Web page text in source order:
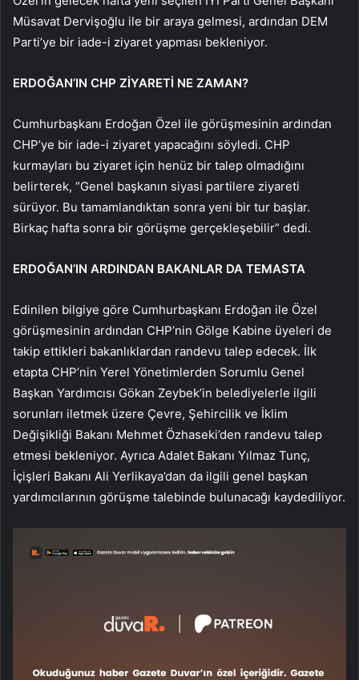
Müsavat Dervişoğlu ile bir araya gelmesi, ardından DEM
Parti’ye bir iade-i ziyaret yapması bekleniyor.
ERDOĞAN’IN CHP ZİYARETİ NE ZAMAN?
Cumhurbaşkanı Erdoğan Özel ile görüşmesinin ardından
CHP’ye bir iade-i ziyaret yapacağını söyledi. CHP
kurmayları bu ziyaret için henüz bir talep olmadığını
belirterek, “Genel başkanın siyasi partilere ziyareti
sürüyor. Bu tamamlandıktan sonra yeni bir tur başlar.
Birkaç hafta sonra bir görüşme gerçekleşebilir” dedi.
ERDOĞAN’IN ARDINDAN BAKANLAR DA TEMASTA
Edinilen bilgiye göre Cumhurbaşkanı Erdoğan ile Özel
görüşmesinin ardından CHP’nin Gölge Kabine üyeleri de
takip ettikleri bakanlıklardan randevu talep edecek. İlk
etapta CHP’nin Yerel Yönetimlerden Sorumlu Genel
Başkan Yardımcısı Gökan Zeybek’in belediyelerle ilgili
sorunları iletmek üzere Çevre, Şehircilik ve İklim
Değişikliği Bakanı Mehmet Özhaseki’den randevu talep
etmesi bekleniyor. Ayrıca Adalet Bakanı Yılmaz Tunç,
İçişleri Bakanı Ali Yerlikaya’dan da ilgili genel başkan
yardımcılarının görüşme talebinde bulunacağı kaydediliyor.